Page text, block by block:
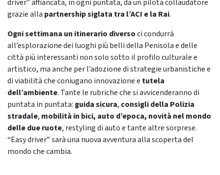
driver” affiancata, in ogni puntata, da un pilota collaudatore
grazie alla partnership siglata tra l’ACI e la Rai.
Ogni settimana un itinerario diversoci condurrà
all’esplorazione dei luoghi più belli della Penisola e delle
città più interessanti non solo sotto il profilo culturale e
artistico, ma anche per l’adozione di strategie urbanistiche e
di viabilità che coniugano innovazione e tutela
dell’ambiente. Tante le rubriche che si avvicenderanno di
puntata in puntata: guida sicura, consigli della Polizia
stradale, mobilità in bici, auto d’epoca, novità nel mondo
delle due ruote, restyling di auto e tante altre sorprese.
“Easy driver” sarà una nuova avventura alla scoperta del
mondo che cambia.